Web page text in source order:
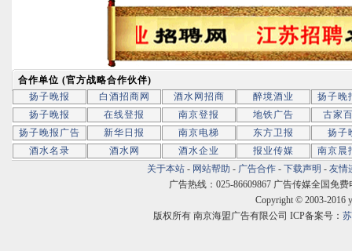
合作单位 (官方战略合作伙伴)
扬子晚报
白酒招商网 酒水网招商 醉境酒业
扬子晚
扬子晚报
在线登报 南京登报 地铁广告
古家
扬子晚报广告
新华日报 南京电梯 东方卫报
扬子
酒水名录
酒水网 酒水企业 报业传媒
南京晨
关于本站 - 网站帮助 - 广告合作 - 下载声明 - 友情
广告热线：025-86609867 广告传媒全国免费
Copyright © 2003-2016
版权所有 南京海盟广告有限公司 ICP备案号：